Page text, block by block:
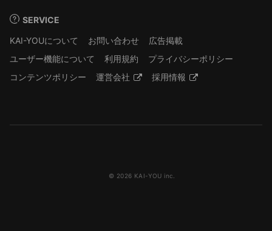
SERVICE
KAI-YOUについて
お問い合わせ
広告掲載
ユーザー機能について
利用規約
プライバシーポリシー
コンテンツポリシー
運営会社 採用情報
© 2026 KAI-YOU inc.